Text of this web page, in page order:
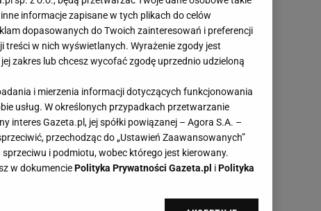
informacje zapisane w tych plikach do celów
dopasowanych do Twoich zainteresowań i preferencji
w nich wyświetlanych. Wyrażenie zgody jest
zakres lub chcesz wycofać zgodę uprzednio udzieloną
i mierzenia informacji dotyczących funkcjonowania
usług. W określonych przypadkach przetwarzanie
interes Gazeta.pl, jej spółki powiązanej – Agora S.A. –
przechodząc do „Ustawień Zaawansowanych”
i podmiotu, wobec którego jest kierowany.
w dokumenciePolityka Prywatności Gazeta.pl iPolityka